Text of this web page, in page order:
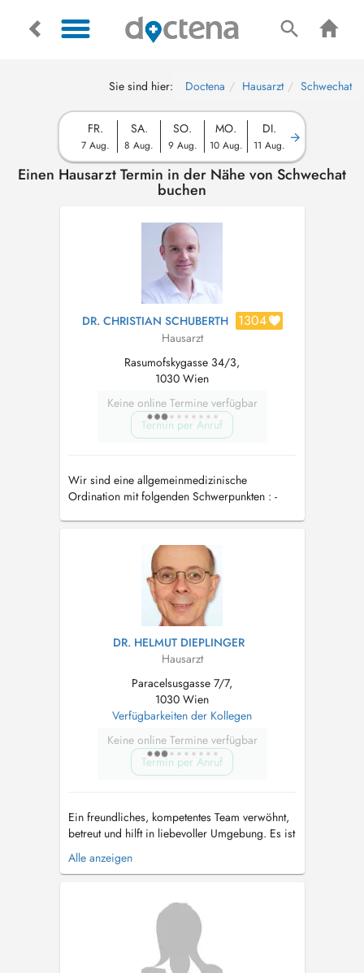
Sie sind hier: Doctena Hausarzt Schwechat
FR.
7 Aug.
SA.
8 Aug.
SO.
9 Aug.
MO.
10 Aug.
DI.
11 Aug.
Einen Hausarzt Termin in der Nähe von Schwechat
buchen
DR. CHRISTIAN SCHUBERTH 1304
Hausarzt
Rasumofskygasse 34/3,
1030 Wien
Keine online Termine verfügbar
Termin per Anruf
Wir sind eine allgemeinmedizinische
Ordination mit folgenden Schwerpunkten : -
DR. HELMUT DIEPLINGER
Hausarzt
Paracelsusgasse 7/7,
1030 Wien
Verfügbarkeiten der Kollegen
Keine online Termine verfügbar
Termin per Anruf
Ein freundliches, kompetentes Team verwöhnt,
betreut und hilft in liebevoller Umgebung. Es ist
uns ein Anliegen, dass Sie sich als Patient
wohlfühlen und gut aufgehoben sind. Wir
Begeisterung. Wir helfen Ihnen in dieser
Atmosphäre die wahren, ursprünglichen
Alle anzeigen